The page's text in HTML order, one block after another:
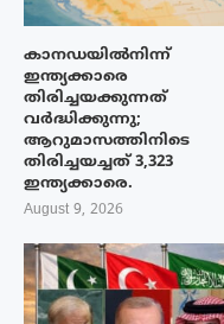
കാനഡയിൽനിന്ന്
ഇന്ത്യക്കാരെ
തിരിച്ചയക്കുന്നത്
വർദ്ധിക്കുന്നു;
ആറുമാസത്തിനിടെ
തിരിച്ചയച്ചത് 3,323
ഇന്ത്യക്കാരെ.
August 9, 2026